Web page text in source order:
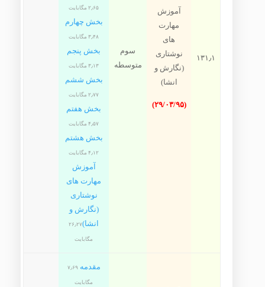
۱۳۱٫۱
آموزش
مهارت
های
نوشتاری
(نگارش و
انشا)
(۲۹/۰۳/۹۵)
سوم
متوسطه
۲٫۶۵ مگابایت
بخش چهارم
۳٫۴۸ مگابایت
بخش پنجم
۳٫۱۳ مگابایت
بخش ششم
۲٫۷۷ مگابایت
بخش هفتم
۴٫۵۷ مگابایت
بخش هشتم
۴٫۱۲ مگابایت
آموزش
مهارت های
نوشتاری
(نگارش و
انشا)۲۶٫۲۷
مگابایت
مقدمه ۷٫۶۹
مگابایت